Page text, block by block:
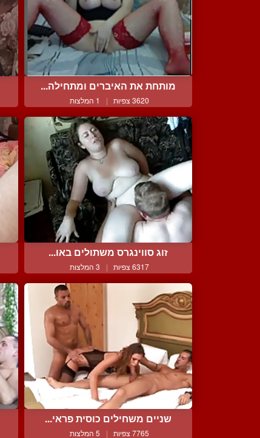
מותחת את האיברים ומתחילה...
3620 צפיות | 1 המלצות
זוג סווינגרס משתולים באו...
6317 צפיות | 3 המלצות
שניים משחילים כוסית פראי...
7765 צפיות | 5 המלצות